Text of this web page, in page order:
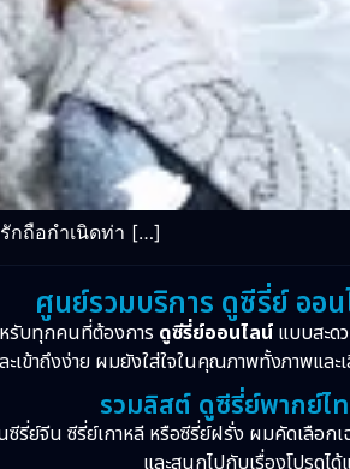
กถือกำเนิดท่า […]
ศูนย์รวมบริการ ดูซีรี่ย์ อ
รับทุกคนที่ต้องการ ดูซีรี่ย์ออนไลน์แบบสะด
ะเข้าถึงง่าย ผมยังใส่ใจในคุณภาพทั้งภาพแ
รวมลิสต์ ดูซีรี่ย์พากย์
นซีรี่ย์จีน ซีรี่ย์เกาหลี หรือซีรี่ย์ฝรั่ง ผมคัดเลือ
และสนุกไปกับเรื่องโปรดไ